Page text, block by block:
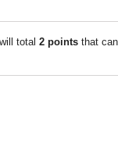
total 2pointsthat can